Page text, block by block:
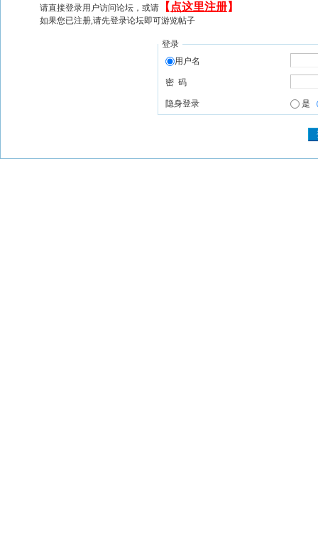
请直接登录用户访问论坛，或请 【 点这里注册】
如果您已注册,请先登录论坛即可游览帖子
登录
用户名
密 码
隐身登录 是